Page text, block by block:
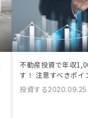
不動産投資で年収
す！ 注意すべきポイ
投資する2020.09.25